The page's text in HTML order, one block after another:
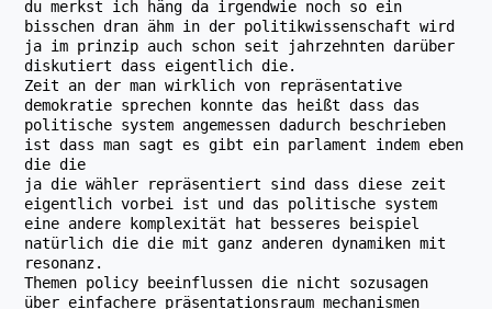
du merkst ich häng da irgendwie noch so ein
bisschen dran ähm in der politikwissenschaft wird
ja im prinzip auch schon seit jahrzehnten darüber
diskutiert dass eigentlich die.
Zeit an der man wirklich von repräsentative
demokratie sprechen konnte das heißt dass das
politische system angemessen dadurch beschrieben
ist dass man sagt es gibt ein parlament indem eben
die die
ja die wähler repräsentiert sind dass diese zeit
eigentlich vorbei ist und das politische system
eine andere komplexität hat besseres beispiel
natürlich die die mit ganz anderen dynamiken mit
resonanz.
Themen policy beeinflussen die nicht sozusagen
über einfachere präsentationsraum mechanismen